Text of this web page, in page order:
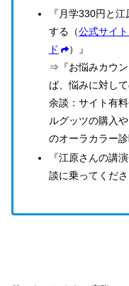
『月学330円と
する（公式サイ
ド
）』
⇒『お悩みカウ
ば、悩みに対し
余談：サイト有
ルグッツの購入
のオーラカラー
『江原さんの講
談に乗ってくだ